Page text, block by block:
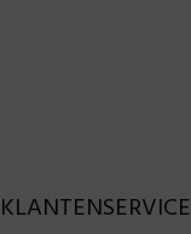
KLANTENSERVICE